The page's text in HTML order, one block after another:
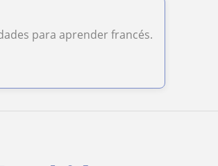
para aprender francés.